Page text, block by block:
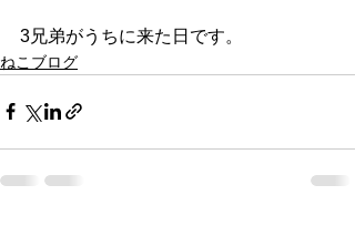
3兄弟がうちに来た日です。
ねこブログ